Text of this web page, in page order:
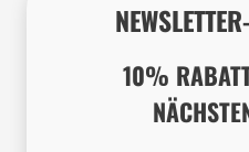
10%